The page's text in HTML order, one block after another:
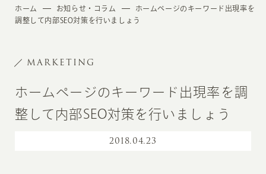
ホーム お知らせ・コラム
ホームページのキーワード出現率を
調整して内部SEO対策を行いましょう
MARKETING
ホームページのキーワード出現率を調
整して内部SEO対策を行いましょう
2018.04.23